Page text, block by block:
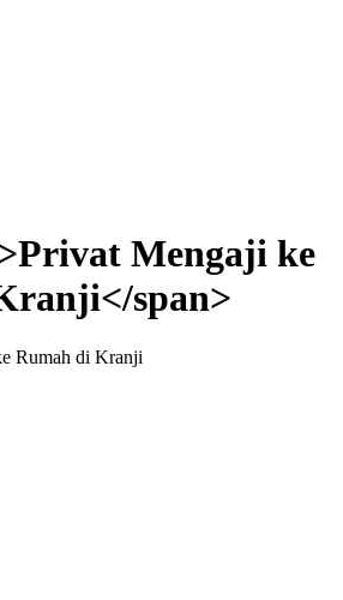
Mengaji ke
span>
Rumah di Kranji